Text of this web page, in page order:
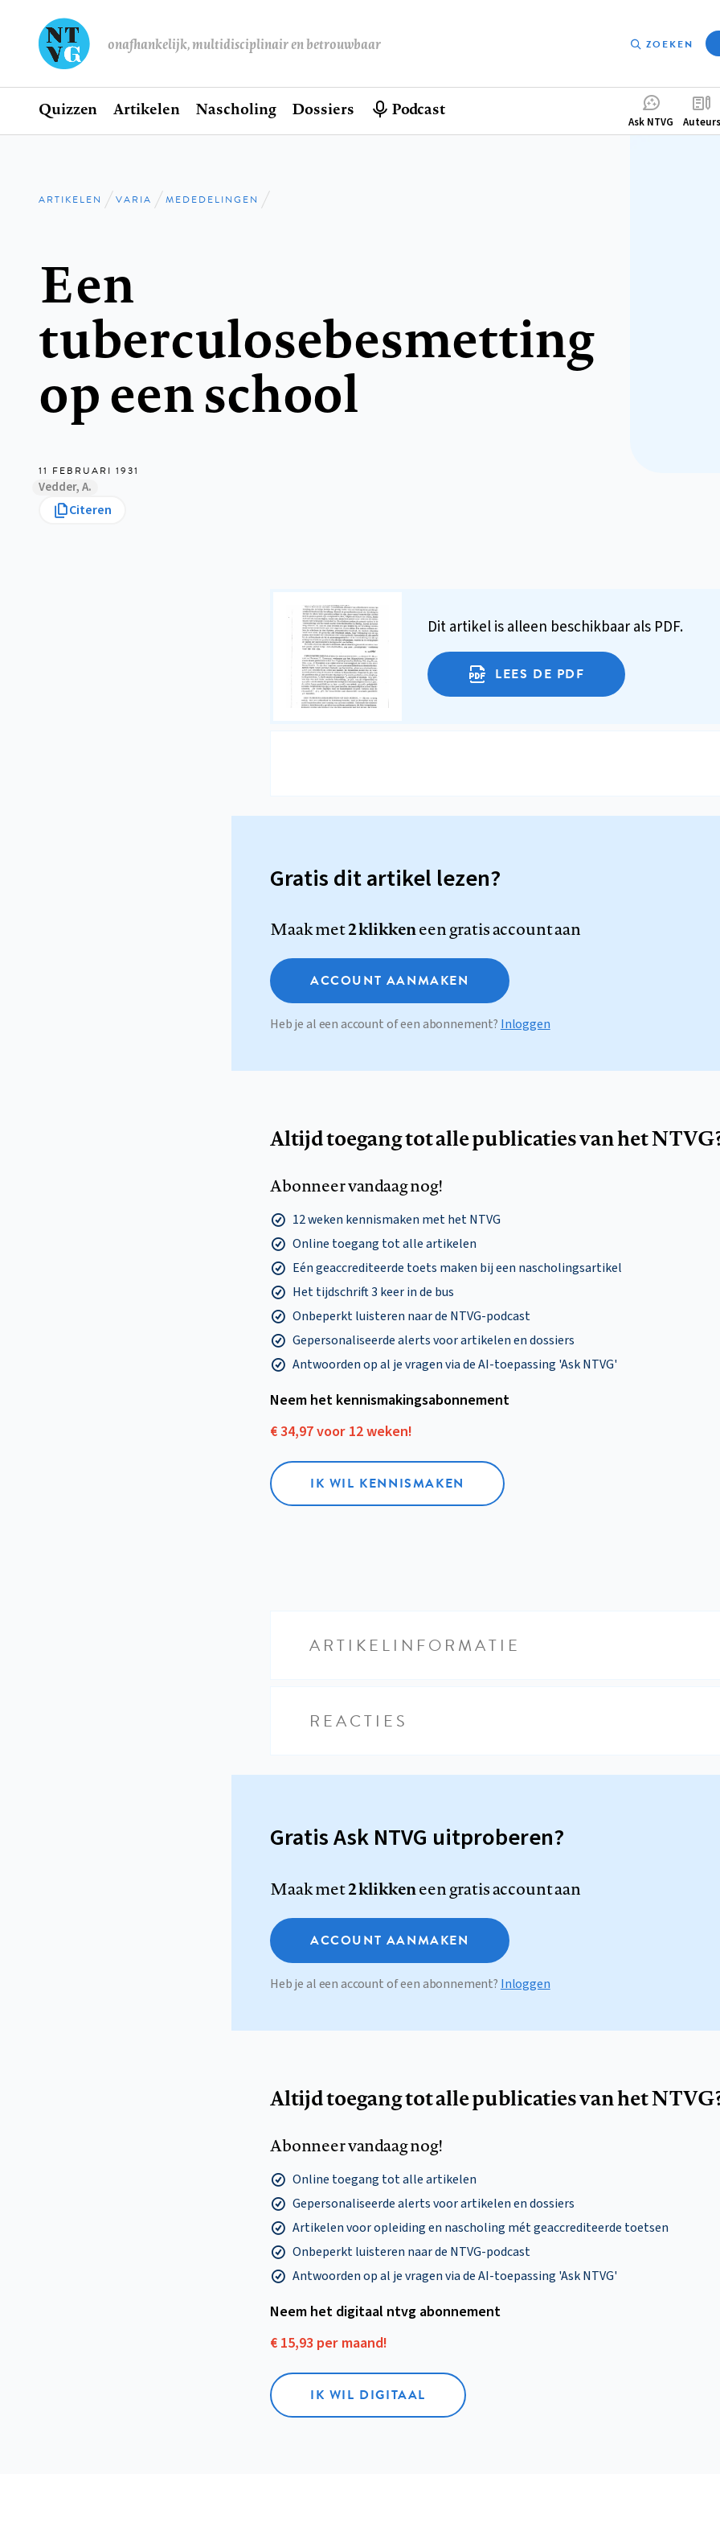
onafhankelijk, multidisciplinair en betrouwbaar ZOEKEN
Hoofdnavigatie
Home
Quizzen Artikelen Nascholing Dossiers Podcast
Ask NTVG Auteurs
Kruimelpad
ARTIKELEN VARIA MEDEDELINGEN
Een
tuberculosebesmetting
op een school
11 FEBRUARI 1931
Vedder, A.
Citeren
Dit artikel is alleen beschikbaar als PDF.
LEES DE PDF
Gratis dit artikel lezen?
Maak met2 klikkeneen gratis account aan
ACCOUNT AANMAKEN
Heb je al een account of een abonnement? Inloggen
Altijd toegang tot alle publicaties van het
Abonneer vandaag nog!
12 weken kennismaken met het NTVG
Online toegang tot alle artikelen
Eén geaccrediteerde toets maken bij een nascholingsartikel
Het tijdschrift 3 keer in de bus
Onbeperkt luisteren naar de NTVG-podcast
Gepersonaliseerde alerts voor artikelen en dossiers
Antwoorden op al je vragen via de AI-toepassing 'Ask NTVG'
Neem het kennismakings­abonnement
€ 34,97 voor 12 weken!
IK WIL KENNISMAKEN
ARTIKELINFORMATIE
REACTIES
Gratis Ask NTVG uitproberen?
Maak met2 klikkeneen gratis account aan
ACCOUNT AANMAKEN
Heb je al een account of een abonnement? Inloggen
Altijd toegang tot alle publicaties van het
Abonneer vandaag nog!
Online toegang tot alle artikelen
Gepersonaliseerde alerts voor artikelen en dossiers
Artikelen voor opleiding en nascholing mét geaccrediteerde toetsen
Onbeperkt luisteren naar de NTVG-podcast
Antwoorden op al je vragen via de AI-toepassing 'Ask NTVG'
Neem het digitaal ntvg abonnement
€ 15,93 per maand!
IK WIL DIGITAAL